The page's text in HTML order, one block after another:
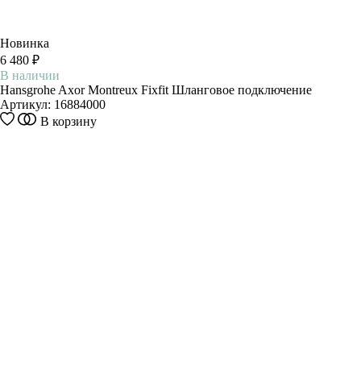
Новинка
6 480 ₽
В наличии
Hansgrohe Axor Montreux Fixfit Шланговое подключение
Артикул: 16884000
В корзину